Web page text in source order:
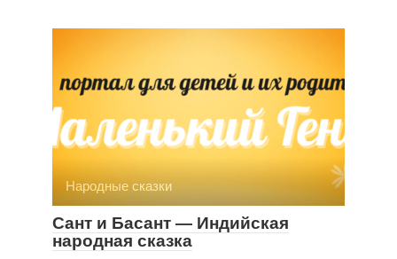
Народные сказки
Сант и Басант — Индийская
народная сказка